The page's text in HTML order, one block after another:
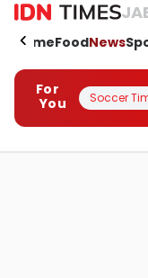
HomeFoodNews
For
You
Soccer